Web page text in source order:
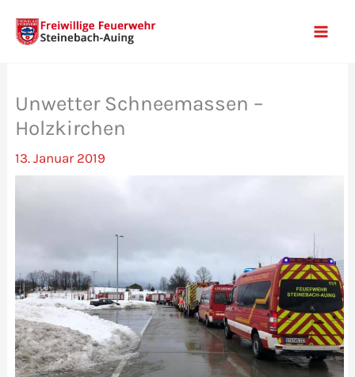
Inhalt
Unwetter Schneemassen –
Holzkirchen
13. Januar 2019